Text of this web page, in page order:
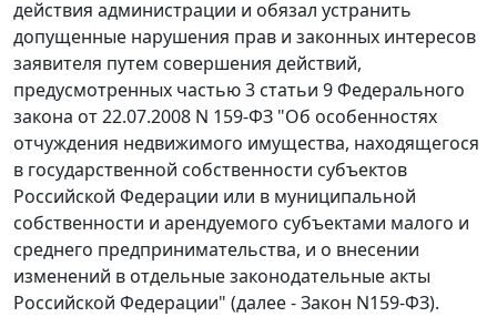
действия администрации и обязал устранить
допущенные нарушения прав и законных интересов
заявителя путем совершения действий,
предусмотренных частью 3 статьи 9Федерального
закона от 22.07.2008 N 159-ФЗ "Об особенностях
отчуждения недвижимого имущества, находящегося
в государственной собственности субъектов
Российской Федерации или в муниципальной
собственности и арендуемого субъектами малого и
среднего предпринимательства, и о внесении
изменений в отдельные законодательные акты
Российской Федерации" (далее - Закон N159-ФЗ).